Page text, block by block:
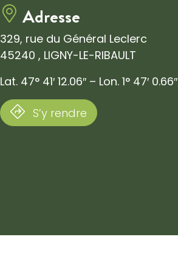
Adresse
329, rue du Général Leclerc
45240 , LIGNY-LE-RIBAULT
Lat. 47° 41′ 12.06″ – Lon. 1° 47′ 0.66″
S’y rendre